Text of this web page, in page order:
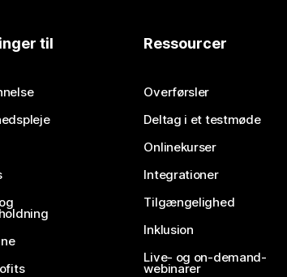
et svar?
til Ressourcer
Overførsler
Deltag i et testmøde
Onlinekurser
Integrationer
Tilgængelighed
Inklusion
Live- og on-demand-
webinarer